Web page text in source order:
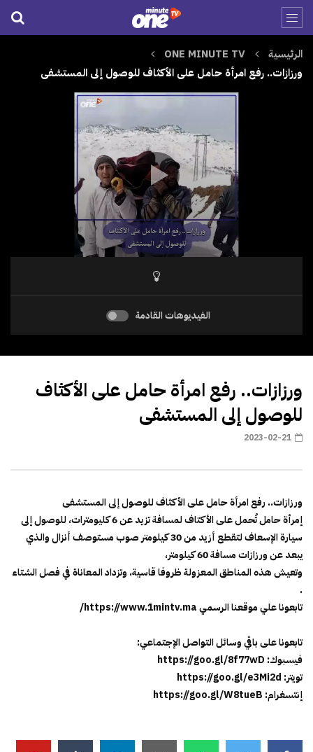
الرئيسية
ONE MINUTE TV
ورزازات.. رفع امرأة حامل على الأكثاف للوصول إلى المستشفى
الفيديوهات القادمة
ورزازات.. رفع امرأة حامل على الأكثاف
للوصول إلى المستشفى
2023-02-21
ورزازات.. رفع امرأة حامل على الأكثاف للوصول إلى المستشفى
إمرأة حامل تُحمل على الأكتاف لمسافة تزيد عن 6 كليومترات، للوصول إلى
سيارة الإسعاف لتقطع أزيد من 30 كيلومتر صوب مستوصف أنزال والذي
يبعد عن ورزازات مسافة 60 كيلومتر،
وتعيش هذه المناطق المعزولة ظروفا قاسية، وتزداد المعاناة في فصل الشتاء
.
تابعونا علي موقعنا الرسمي https://www.1mintv.ma/
تابعونا على باقي وسائل التواصل الإجتماعي:
فيسبوك: https://goo.gl/8f77wD
تويتر: https://goo.gl/e3Mi2d
إنتسغرام: https://goo.gl/W8tueB